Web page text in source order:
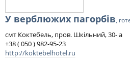
У верблюжих пагорбів,
смт Коктебель, пров. Шкільний, 30- а
+38 ( 050 ) 982-95-23
http://koktebelhotel.ru